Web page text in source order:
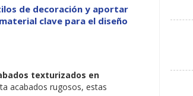
de decoración y aportar
clave para el diseño
texturizados en
acabados rugosos, estas